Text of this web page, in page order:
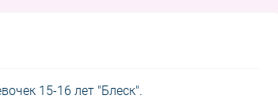
15-16 лет "Блеск".